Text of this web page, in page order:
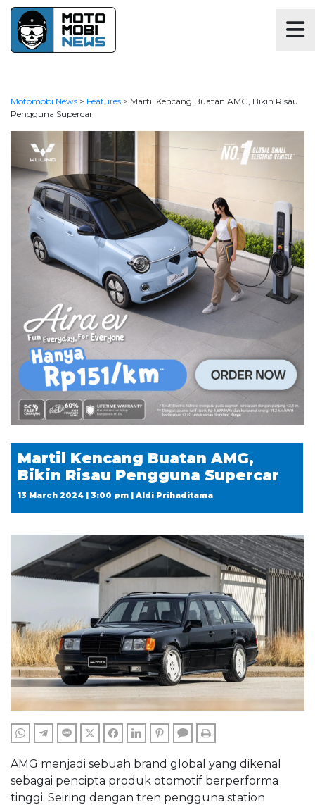
Motomobi News > Features > Martil Kencang Buatan AMG, Bikin Risau
Pengguna Supercar
Martil Kencang Buatan AMG,
Bikin Risau Pengguna Supercar
13 March 2024 | 3:00 pm | Aldi Prihaditama
WHATSAPPTELEGRAM
LINE TWITTERFACEBOOKLINKEDINPINTERESTCOMMENTS
AMG menjadi sebuah brand global yang dikenal
sebagai pencipta produk otomotif berperforma
tinggi. Seiring dengan tren pengguna station